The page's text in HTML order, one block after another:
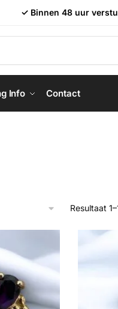
✓ Binnen 48 uur
Info Contact
Resultaat